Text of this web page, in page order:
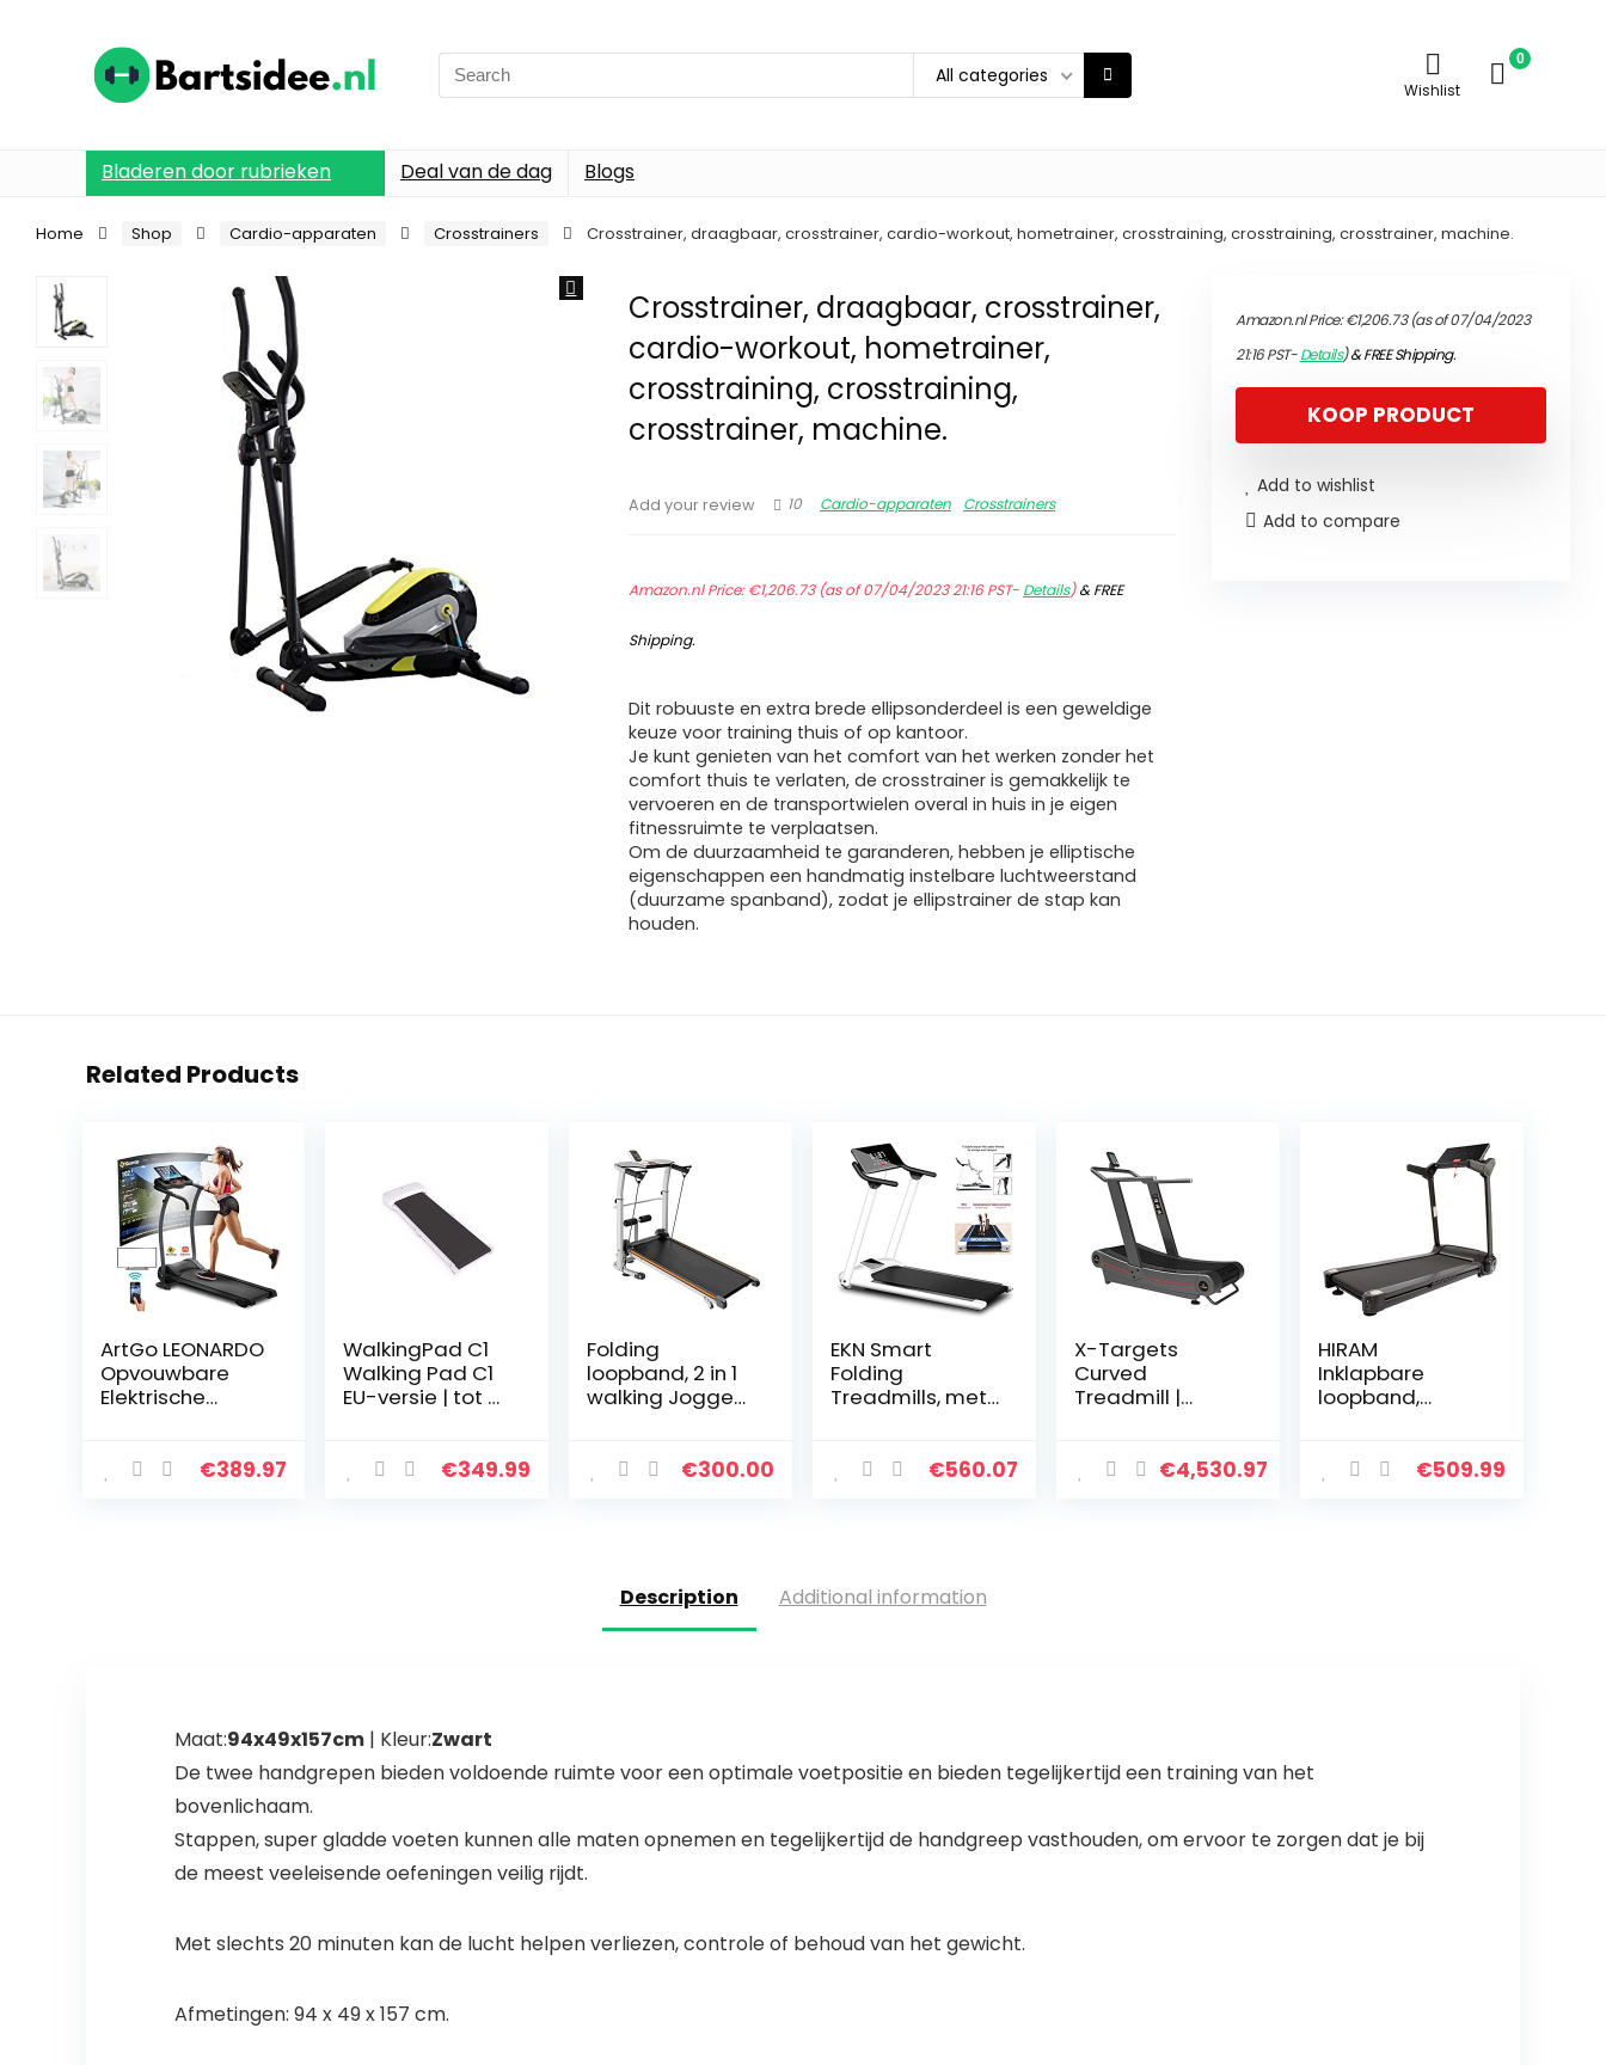
Search
for:
All categories
Wishlist
0
Bladeren door rubrieken Deal van de dag Blogs
Home Shop Cardio-apparaten Crosstrainers Crosstrainer, draagbaar, crosstrainer, cardio-workout, hometrainer, crosstraining, crosstraining, crosstrainer, machine.
Crosstrainer, draagbaar, crosstrainer,
cardio-workout, hometrainer,
crosstraining, crosstraining,
crosstrainer, machine.
Add your review 10 Cardio-apparaten Crosstrainers
Amazon.nl Price:€1,206.73(as of 07/04/2023 21:16 PST- Details)&FREE
Shipping.
Dit robuuste en extra brede ellipsonderdeel is een geweldige
keuze voor training thuis of op kantoor.
Je kunt genieten van het comfort van het werken zonder het
comfort thuis te verlaten, de crosstrainer is gemakkelijk te
vervoeren en de transportwielen overal in huis in je eigen
fitnessruimte te verplaatsen.
Om de duurzaamheid te garanderen, hebben je elliptische
eigenschappen een handmatig instelbare luchtweerstand
(duurzame spanband), zodat je ellipstrainer de stap kan
houden.
Amazon.nl Price:€1,206.73(as of 07/04/2023
21:16 PST-Details)&FREE Shipping.
KOOP PRODUCT
Add to wishlist
Add to compare
Related Products
ArtGo LEONARDO
Opvouwbare
Elektrische
Piek) 12
€389.97
WalkingPad C1
Walking Pad C1
EU-versie | tot 6
loopband €349.99
Folding
loopband, 2 in 1
walking Joggen
Home Gym,
€300.00
EKN Smart
Folding
Treadmills, met
Machine,
Schokabsorptie
en…
€560.07
X-Targets
Curved
Treadmill |
€4,530.97
HIRAM
Inklapbare
loopband,
, hometrainer,
€509.99
Description Additional information
Maat:94x49x157cm| Kleur:Zwart
De twee handgrepen bieden voldoende ruimte voor een optimale voetpositie en bieden tegelijkertijd een training van het
bovenlichaam.
Stappen, super gladde voeten kunnen alle maten opnemen en tegelijkertijd de handgreep vasthouden, om ervoor te zorgen dat je bij
de meest veeleisende oefeningen veilig rijdt.
Met slechts 20 minuten kan de lucht helpen verliezen, controle of behoud van het gewicht.
Afmetingen: 94 x 49 x 157 cm.